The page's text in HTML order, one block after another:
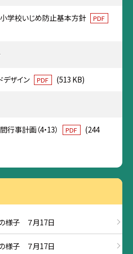
学校いじめ防止基本方針 PDF
デザイン PDF (513 KB)
事計画（4・13） PDF
(244
様子 ７月17日
様子 ７月17日